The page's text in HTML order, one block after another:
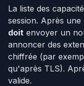
La liste des
session. Après une
doit envoyer un
annoncer des
chiffrée (par
qu'après TLS).
valide.